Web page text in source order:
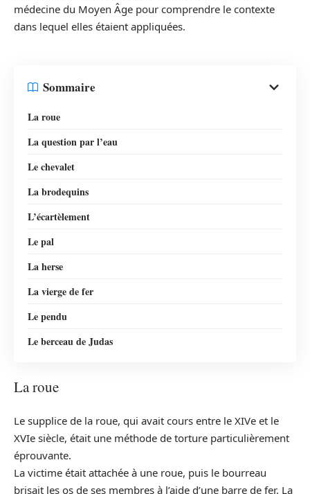
médecine du Moyen Âge pour comprendre le contexte
dans lequel elles étaient appliquées.
Sommaire
La roue
La question par l’eau
Le chevalet
La brodequins
L’écartèlement
Le pal
La herse
La vierge de fer
Le pendu
Le berceau de Judas
La roue
Le supplice de la roue, qui avait cours entre le XIVe et le
XVIe siècle, était une méthode de torture particulièrement
éprouvante.
La victime était attachée à une roue, puis le bourreau
brisait les os de ses membres à l’aide d’une barre de fer. La